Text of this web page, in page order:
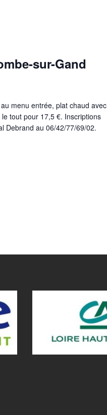
sur-Gand
menu entrée, plat chaud avec
tout pour 17,5 €. Inscriptions
Debrand au 06/42/77/69/02.